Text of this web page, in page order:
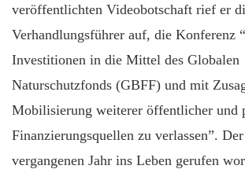
veröffentlichten Videobotschaft rief er
Verhandlungsführer auf, die Konferenz
Investitionen in die Mittel des Globalen
Naturschutzfonds (GBFF) und mit
Mobilisierung weiterer öffentlicher und
Finanzierungsquellen zu verlassen”.
vergangenen Jahr ins Leben gerufen